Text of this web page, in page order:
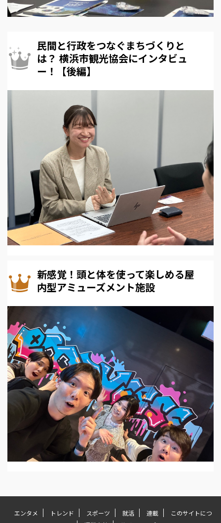
民間と行政をつなぐまちづくりと
は？ 横浜市観光協会にインタビュ
ー！【後編】
新感覚！頭と体を使って楽しめる屋
内型アミューズメント施設
エンタメ トレンド スポーツ 就活 連載
このサイトにつ